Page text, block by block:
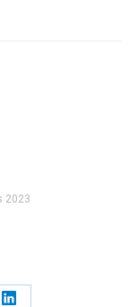
2023